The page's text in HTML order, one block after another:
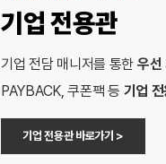
기업 전용관
기업 전담 매니저를 통한 우선
PAYBACK, 쿠폰팩 등 기업
기업 전용관 바로가기 >